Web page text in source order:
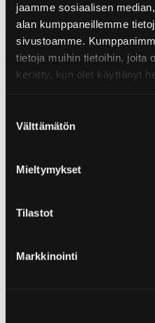
jaamme sosiaalisen
alan kumppaneillemme
sivustoamme.
tietoja muihin tietoihin, joita
kerätty, kun olet käyttänyt
valinta
Välttämätön
Mieltymykset
Tilastot
Markkinointi